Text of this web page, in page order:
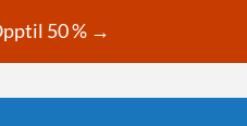
50 % →